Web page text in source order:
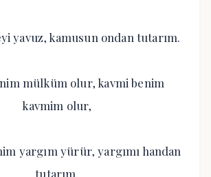
yavuz, kamusun ondan tutarım.
mülküm olur, kavmi benim
kavmim olur,
yargım yürür, yargımı handan
tutarım.